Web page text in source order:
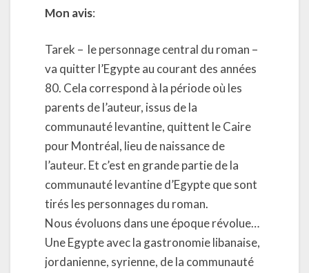
Mon avis:
Tarek – le personnage central du roman –
va quitter l’Egypte au courant des années
80. Cela correspond à la période où les
parents de l’auteur, issus de la
communauté levantine, quittent le Caire
pour Montréal, lieu de naissance de
l’auteur. Et c’est en grande partie de la
communauté levantine d’Egypte que sont
tirés les personnages du roman.
Nous évoluons dans une époque révolue…
Une Egypte avec la gastronomie libanaise,
jordanienne, syrienne, de la communauté